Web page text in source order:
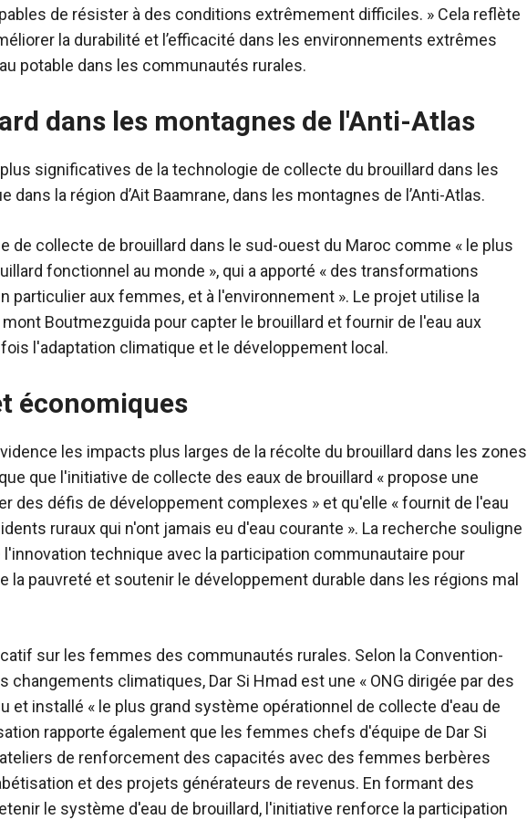
de résister à des conditions extrêmement difficiles. » Cela reflète
la durabilité et l’efficacité dans les environnements extrêmes
potable dans les communautés rurales.
dans les montagnes de l'Anti-Atlas
significatives de la technologie de collecte du brouillard dans les
la région d’Ait Baamrane, dans les montagnes de l’Anti-Atlas.
de collecte de brouillard dans le sud-ouest du Maroc comme « le plus
fonctionnel au monde », qui a apporté « des transformations
particulier aux femmes, et à l'environnement ». Le projet utilise la
Boutmezguida pour capter le brouillard et fournir de l'eau aux
l'adaptation climatique et le développement local.
économiques
les impacts plus larges de la récolte du brouillard dans les zones
que l'initiative de collecte des eaux de brouillard « propose une
des défis de développement complexes » et qu'elle « fournit de l'eau
ruraux qui n'ont jamais eu d'eau courante ». La recherche souligne
technique avec la participation communautaire pour
la pauvreté et soutenir le développement durable dans les régions mal
sur les femmes des communautés rurales. Selon la Convention-
changements climatiques, Dar Si Hmad est une « ONG dirigée par des
et installé « le plus grand système opérationnel de collecte d'eau de
rapporte également que les femmes chefs d'équipe de Dar Si
de renforcement des capacités avec des femmes berbères
et des projets générateurs de revenus. En formant des
le système d'eau de brouillard, l'initiative renforce la participation